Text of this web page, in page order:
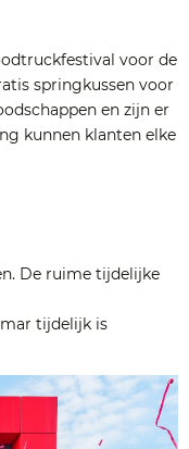
voor de
springkussen voor
en zijn er
kunnen klanten elke
De ruime tijdelijke
tijdelijk is